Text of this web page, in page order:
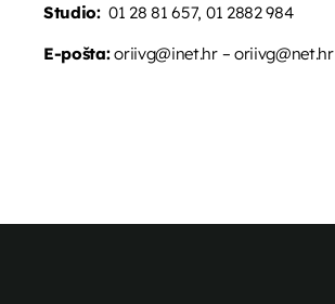
Studio:01 28 81 657, 01 2882 984
E-pošta:oriivg@inet.hr – oriivg@net.hr